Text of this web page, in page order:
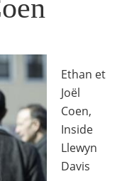
Ethan et
Joël
Coen,
Inside
Llewyn
Davis